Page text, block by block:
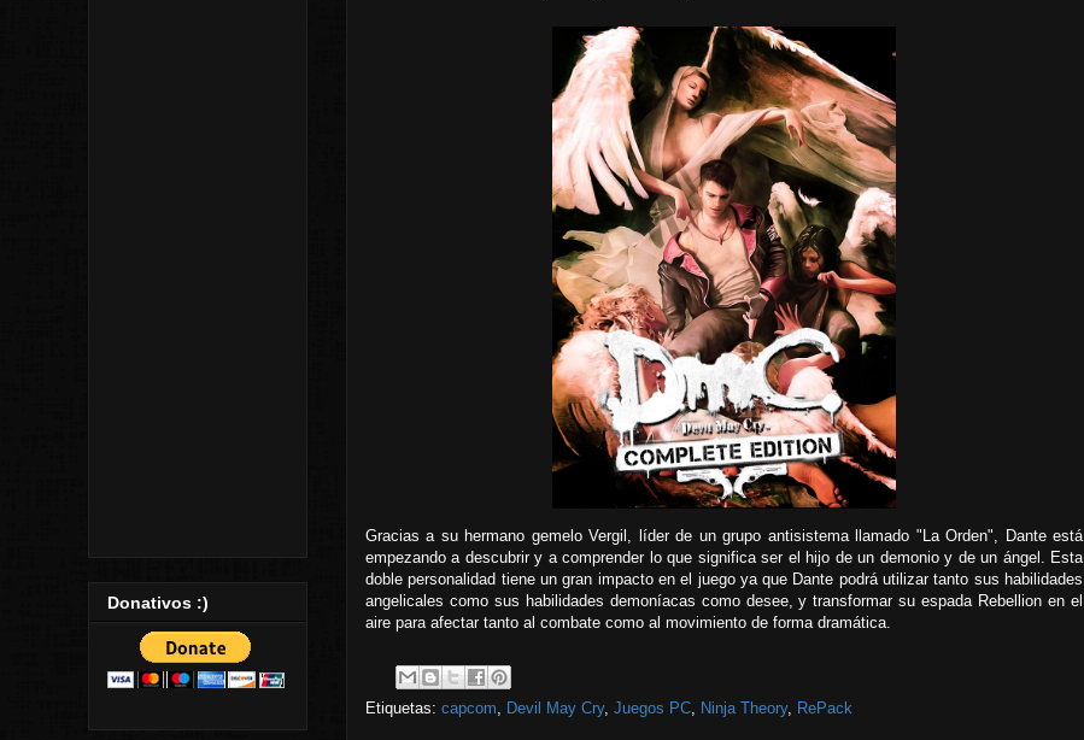
Gracias a su hermano gemelo Vergil, líder de un grupo antisistema llamado "La Orden", Dante está
empezando a descubrir y a comprender lo que significa ser el hijo de un demonio y de un ángel. Esta
doble personalidad tiene un gran impacto en el juego ya que Dante podrá utilizar tanto sus habilidades
angelicales como sus habilidades demoníacas como desee, y transformar su espada Rebellion en el
aire para afectar tanto al combate como al movimiento de forma dramática.
Etiquetas: capcom Devil May Cry, Juegos PC Ninja Theory, RePack
Donativos :)